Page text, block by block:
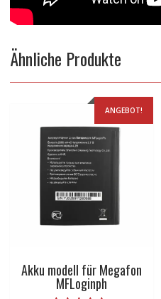
Ähnliche Produkte
ANGEBOT!
Akku modell für Megafon
MFLoginph